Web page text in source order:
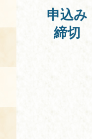
申込み
締切